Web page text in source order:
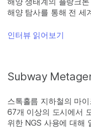
해양 탐사를 통해 전 세
인터뷰 읽어보기
Subway
스톡홀름 지하철의 마
67개 이상의 도시에서
위한 NGS 사용에 대해